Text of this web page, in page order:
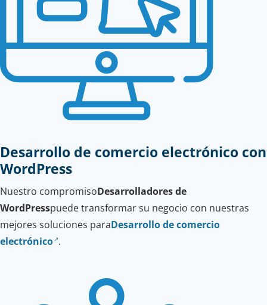
Desarrollo de comercio electrónico con
WordPress
Nuestro compromisoDesarrolladores de
WordPresspuede transformar su negocio con nuestras
mejores soluciones paraDesarrollo de comercio
electrónico .